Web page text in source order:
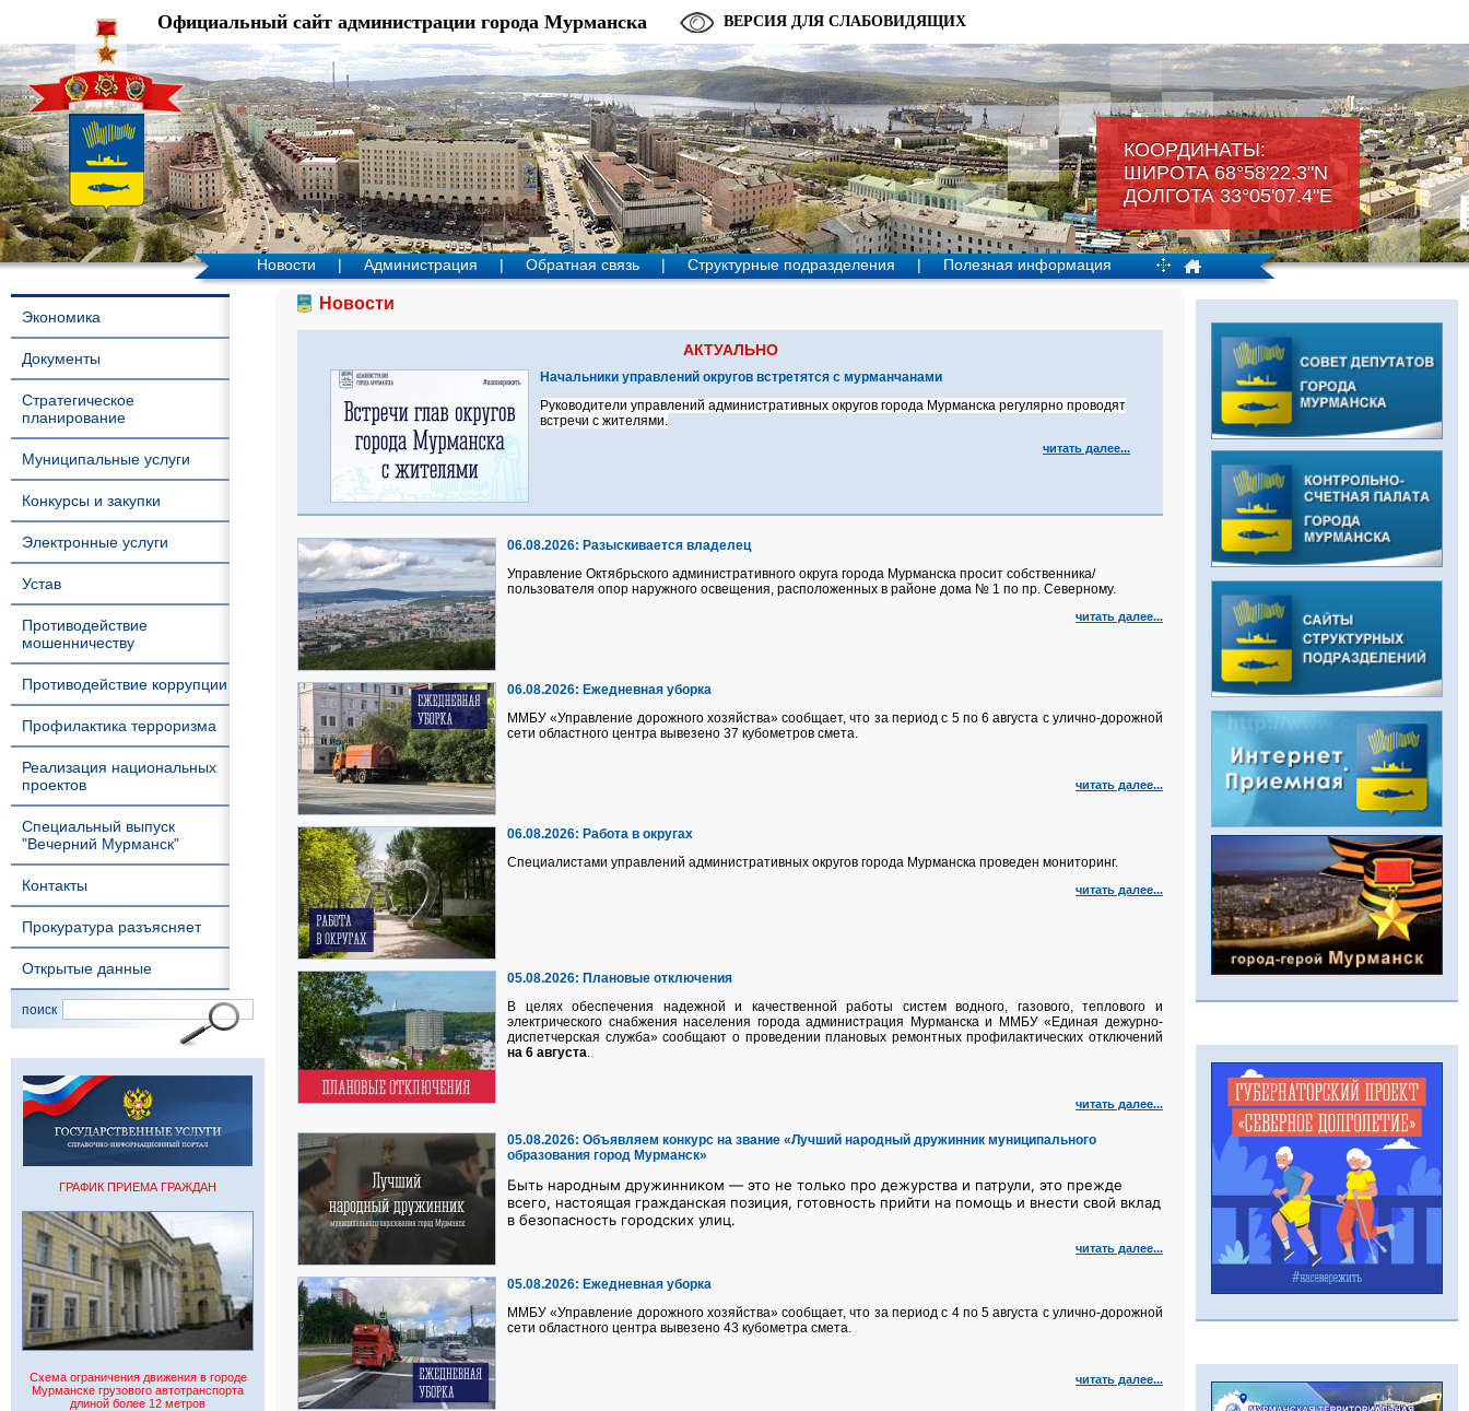
КООРДИНАТЫ:
ШИРОТА 68°58'22.3"N
ДОЛГОТА 33°05'07.4"Е
Официальный сайт администрации города Мурманска ВЕРСИЯ ДЛЯ СЛАБОВИДЯЩИХ
Новости | Администрация | Обратная связь | Структурные подразделения | Полезная информация
Экономика
Документы
Стратегическое
планирование
Муниципальные услуги
Конкурсы и закупки
Электронные услуги
Устав
Противодействие
мошенничеству
Противодействие коррупции
Профилактика терроризма
Реализация национальных
проектов
Специальный выпуск
"Вечерний Мурманск"
Контакты
Прокуратура разъясняет
Открытые данные
поиск
ГРАФИК ПРИЕМА ГРАЖДАН
Схема ограничения движения в городе
Мурманске грузового автотранспорта
длиной более 12 метров
Новости
АКТУАЛЬНО
Начальники управлений округов встретятся с мурманчанами
Руководители управлений административных округов города Мурманска регулярно проводят
встречи с жителями.
читать далее...
06.08.2026: Разыскивается владелец
Управление Октябрьского административного округа города Мурманска просит собственника/
пользователя опор наружного освещения, расположенных в районе дома № 1 по пр. Северному.
читать далее...
06.08.2026: Ежедневная уборка
ММБУ «Управление дорожного хозяйства» сообщает, что за период с 5 по 6 августа с улично‑дорожной
сети областного центра вывезено 37 кубометров смета.
читать далее...
06.08.2026: Работа в округах
Специалистами управлений административных округов города Мурманска проведен мониторинг.
читать далее...
05.08.2026: Плановые отключения
В целях обеспечения надежной и качественной работы систем водного, газового, теплового и
электрического снабжения населения города администрация Мурманска и ММБУ «Единая дежурно-
диспетчерская служба» сообщают о проведении плановых ремонтных профилактических отключений
на 6 августа.
читать далее...
05.08.2026: Объявляем конкурс на звание «Лучший народный дружинник муниципального
образования город Мурманск»
Быть народным дружинником — это не только про дежурства и патрули, это прежде
всего, настоящая гражданская позиция, готовность прийти на помощь и внести свой вклад
в безопасность городских улиц.
читать далее...
05.08.2026: Ежедневная уборка
ММБУ «Управление дорожного хозяйства» сообщает, что за период с 4 по 5 августа с улично‑дорожной
сети областного центра вывезено 43 кубометра смета.
читать далее...